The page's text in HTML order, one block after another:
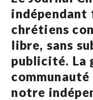
indépendant
chrétiens
libre, sans
publicité. La
notre